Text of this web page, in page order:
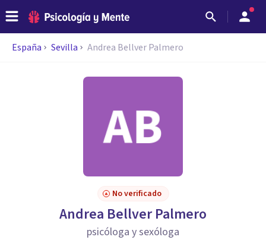
España Sevilla Andrea Bellver Palmero
No verificado
Andrea Bellver Palmero
psicóloga y sexóloga